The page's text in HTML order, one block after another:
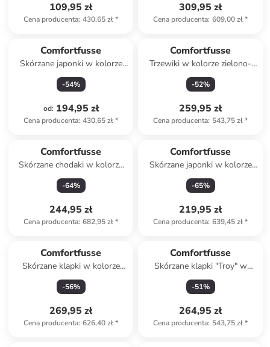
109,95 zł
Cena producenta: 430,65 zł*
309,95 zł
Cena producenta: 609,00 zł*
Comfortfusse
Skórzane japonki w kolorze
złotym
-54%
od: 194,95 zł
Cena producenta: 430,65 zł*
Comfortfusse
Trzewiki w kolorze zielono-
czarnym
-52%
259,95 zł
Cena producenta: 543,75 zł*
Comfortfusse
Skórzane chodaki w kolorze
czerwonym
-64%
244,95 zł
Cena producenta: 682,95 zł*
Comfortfusse
Skórzane japonki w kolorze
czarnym
-65%
219,95 zł
Cena producenta: 639,45 zł*
Comfortfusse
Skórzane klapki w kolorze
czerwonym
-56%
269,95 zł
Cena producenta: 626,40 zł*
Comfortfusse
Skórzane klapki "Troy" w
kolorze czarnym
-51%
264,95 zł
Cena producenta: 543,75 zł*